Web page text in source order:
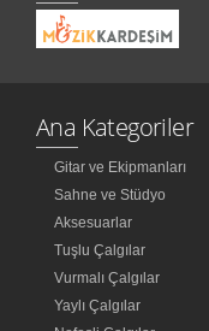
Ana Kategoriler
Gitar ve Ekipmanları
Sahne ve Stüdyo
Aksesuarlar
Tuşlu Çalgılar
Vurmalı Çalgılar
Yaylı Çalgılar